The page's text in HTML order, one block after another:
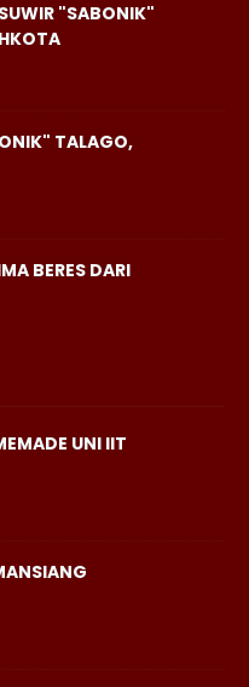
"SABONIK"
TALAGO,
BERES DARI
UNI IIT